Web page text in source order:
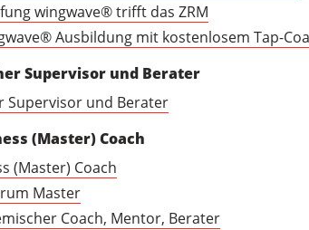
wingwave® trifft das ZRM
Ausbildung mit kostenlosem Tap-
Supervisor und Berater
Supervisor und Berater
(Master) Coach
(Master) Coach
Master
Coach, Mentor, Berater